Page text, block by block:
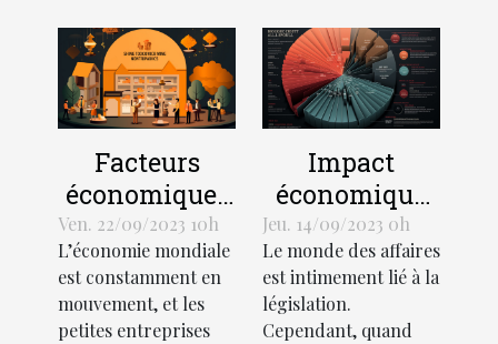
Facteurs
économiques
influant sur la
croissance
des petites
entreprises
Ven. 22/09/2023 10h
L’économie mondiale
est constamment en
mouvement, et les
petites entreprises
Impact
économique
des litiges
juridiques
Jeu. 14/09/2023 0h
Le monde des affaires
est intimement lié à la
législation.
Cependant, quand